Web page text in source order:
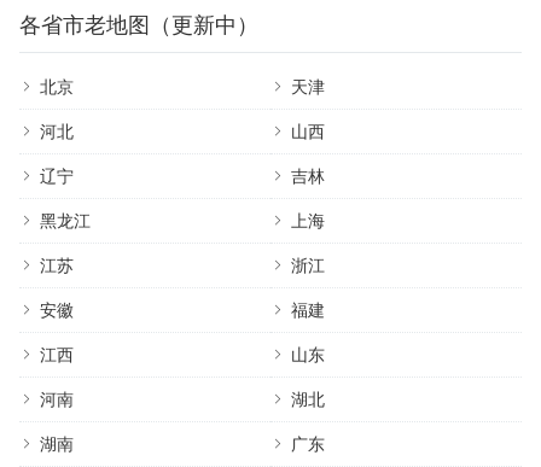
各省市老地图（更新中）
北京 天津
河北 山西
辽宁 吉林
黑龙江 上海
江苏 浙江
安徽 福建
江西 山东
河南 湖北
湖南 广东